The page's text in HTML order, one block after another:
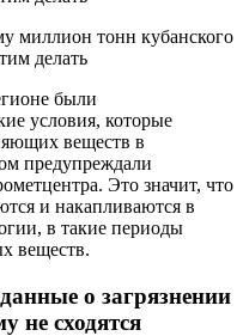
были
условия, которые
веществ в
предупреждали
Это значит, что
и накапливаются в
в такие периоды
веществ.
о загрязнении
не сходятся